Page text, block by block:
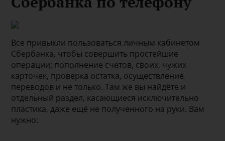
Все привыкли пользоваться личным кабинетом
Сбербанка, чтобы совершить простейшие
операции: пополнение счетов, своих, чужих
карточек, проверка остатка, осуществление
переводов и не только. Там же вы найдёте и
отдельный раздел, касающиеся исключительно
пластика, даже ещё не полученного на руки. Вам
нужно: